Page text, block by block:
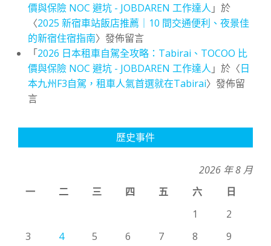
價與保險 NOC 避坑 - JOBDAREN 工作達人 」於
〈2025 新宿車站飯店推薦｜10 間交通便利、夜景佳
的新宿住宿指南〉發佈留言
「2026 日本租車自駕全攻略：Tabirai、TOCOO 比
價與保險 NOC 避坑 - JOBDAREN 工作達人 」於〈日
本九州F3自駕，租車人氣首選就在Tabirai〉發佈留
言
歷史事件
2026 年 8 月
一
二 三 四 五 六
日
1
2
3
4 5 6 7 8
9